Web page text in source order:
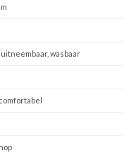
uitneembaar, wasbaar